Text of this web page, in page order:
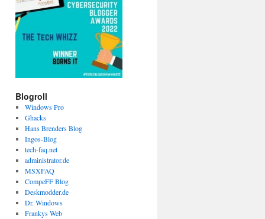
Blogroll
Windows Pro
Ghacks
Hans Brenders Blog
Ingos-Blog
tech-faq.net
administrator.de
MSXFAQ
CompeFF Blog
Deskmodder.de
Dr. Windows
Frankys Web